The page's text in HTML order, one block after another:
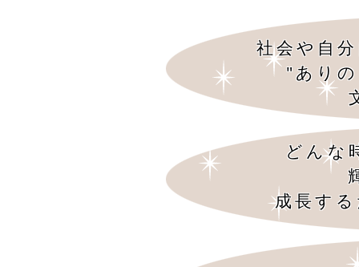
社会や自
"あり
どんな
成長す